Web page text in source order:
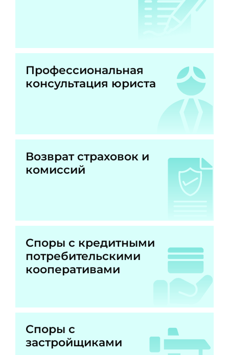
Профессиональная
консультация юриста
Возврат страховок и
комиссий
Споры с кредитными
потребительскими
кооперативами
Споры с
застройщиками